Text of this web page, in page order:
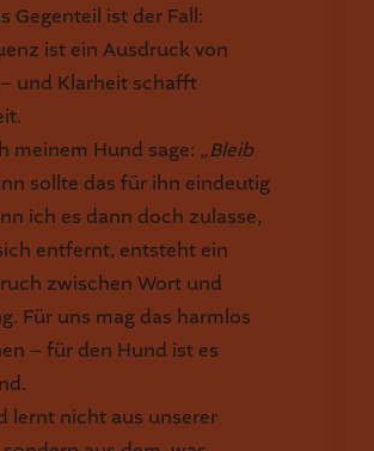
Gegenteil ist der Fall:
ist ein Ausdruck von
und Klarheit schafft
meinem Hund sage: „Bleib
sollte das für ihn eindeutig
ich es dann doch zulasse,
entfernt, entsteht ein
zwischen Wort und
Für uns mag das harmlos
– für den Hund ist es
lernt nicht aus unserer